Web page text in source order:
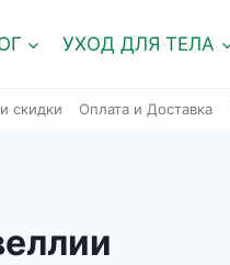
УХОД ДЛЯ ТЕЛА
скидки Оплата и Доставка